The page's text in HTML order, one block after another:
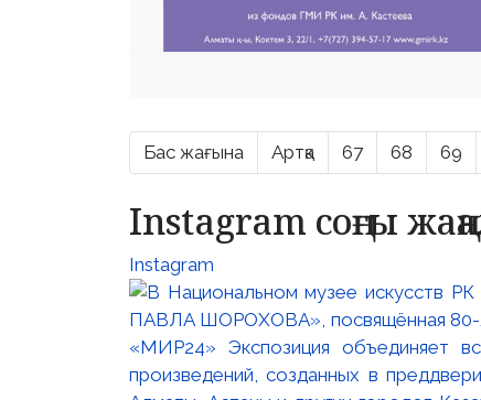
Бас жағына Артқа 67 68 69
Instagram соңғы
Instagram